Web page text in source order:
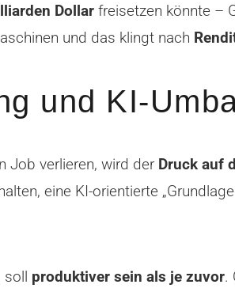
Dollar freisetzen könnte –
und das klingt nach
und KI-
Job verlieren, wird der Druck auf
eine KI-orientierte
soll produktiver sein als je zuvor.